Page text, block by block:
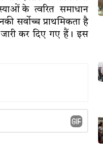
के त्वरित समाधान
सर्वोच्च प्राथमिकता है
कर दिए गए हैं। इस